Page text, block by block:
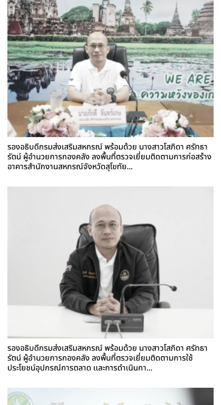
รองอธิบดีกรมส่งเสริมสหกรณ์ พร้อมด้วย นางสาวโสภิดา ศรัทธา
รัตน์ ผู้อำนวยการกองคลัง ลงพื้นที่ตรวจเยี่ยมติดตามการก่อสร้าง
อาคารสำนักงานสหกรณ์จังหวัดสุโขทัย...
รองอธิบดีกรมส่งเสริมสหกรณ์ พร้อมด้วย นางสาวโสภิดา ศรัทธา
รัตน์ ผู้อำนวยการกองคลัง ลงพื้นที่ตรวจเยี่ยมติดตามการใช้
ประโยชน์อุปกรณ์การตลาด เเละการดำเนินกา...